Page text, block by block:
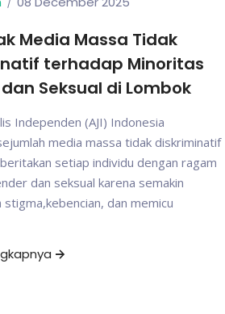
Media Massa Tidak
terhadap Minoritas
Seksual di Lombok
Independen (AJI) Indonesia
media massa tidak diskriminatif
setiap individu dengan ragam
dan seksual karena semakin
stigma,kebencian, dan memicu